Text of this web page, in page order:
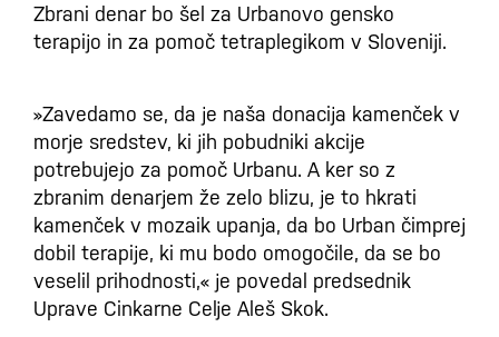
Zbrani denar bo šel za Urbanovo gensko
terapijo in za pomoč tetraplegikom v Sloveniji.
»Zavedamo se, da je naša donacija kamenček v
morje sredstev, ki jih pobudniki akcije
potrebujejo za pomoč Urbanu. A ker so z
zbranim denarjem že zelo blizu, je to hkrati
kamenček v mozaik upanja, da bo Urban čimprej
dobil terapije, ki mu bodo omogočile, da se bo
veselil prihodnosti,« je povedal predsednik
Uprave Cinkarne Celje Aleš Skok.